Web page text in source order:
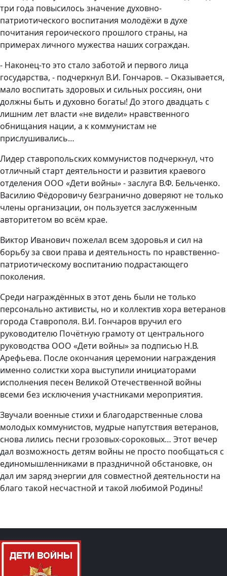
три года повысилось значение духовно-
патриотического воспитания молодёжи в духе
почитания героического прошлого страны, на
примерах личного мужества наших сограждан.
- Наконец-то это стало заботой и первого лица
государства, - подчеркнул В.И. Гончаров. – Оказывается,
мало воспитать здоровых и сильных россиян, они
должны быть и духовно богаты! До этого двадцать с
лишним лет власти «не видели» нравственного
обнищания нации, а к коммунистам не
прислушивались…
Лидер ставропольских коммунистов подчеркнул, что
отличный старт деятельности и развития краевого
отделения ООО «Дети войны» - заслуга В.Ф. Бельченко.
Василию Фёдоровичу безгранично доверяют не только
члены организации, он пользуется заслуженным
авторитетом во всём крае.
Виктор Иванович пожелал всем здоровья и сил на
борьбу за свои права и деятельность по нравственно-
патриотическому воспитанию подрастающего
поколения.
Среди награждённых в этот день были не только
персонально активисты, но и коллектив хора ветеранов
города Ставрополя. В.И. Гончаров вручил его
руководителю Почётную грамоту от центрального
руководства ООО «Дети войны» за подписью Н.В.
Арефьева. После окончания церемонии награждения
именно солистки хора выступили инициаторами
исполнения песен Великой Отечественной войны
всеми без исключения участниками мероприятия.
Звучали военные стихи и благодарственные слова
молодых коммунистов, мудрые напутствия ветеранов,
снова лились песни грозовых-сороковых… Этот вечер
дал возможность детям войны не просто пообщаться с
единомышленниками в праздничной обстановке, он
дал им заряд энергии для совместной деятельности на
благо такой несчастной и такой любимой Родины!